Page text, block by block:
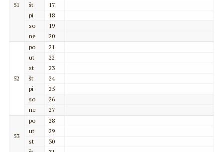
51
št
17
pi
18
so
19
ne
20
52
po
21
ut
22
st
23
št
24
pi
25
so
26
ne
27
53
po
28
ut
29
st
30